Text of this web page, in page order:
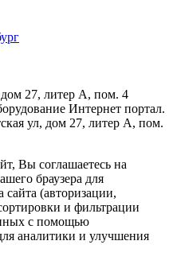
дом 27, литер А, пом. 4
Интернет портал.
ул, дом 27, литер А, пом.
Вы соглашаетесь на
браузера для
(авторизации,
и фильтрации
с помощью
аналитики и улучшения